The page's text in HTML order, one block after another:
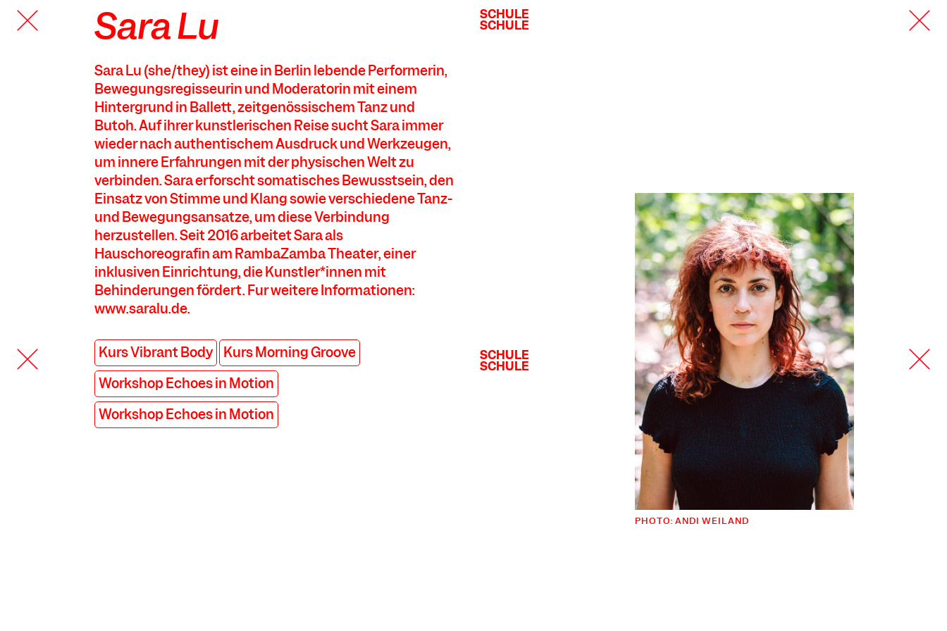
TANZFABRIK
BERLIN
SCHULE
SCHULE
Sara Lu
Sara Lu (she/they) ist eine in Berlin lebende Performerin,
Bewegungsregisseurin und Moderatorin mit einem
Hintergrund in Ballett, zeitgenössischem Tanz und
Butoh. Auf ihrer künstlerischen Reise sucht Sara immer
wieder nach authentischem Ausdruck und Werkzeugen,
um innere Erfahrungen mit der physischen Welt zu
verbinden. Sara erforscht somatisches Bewusstsein, den
Einsatz von Stimme und Klang sowie verschiedene Tanz-
und Bewegungsansätze, um diese Verbindung
herzustellen. Seit 2016 arbeitet Sara als
Hauschoreografin am RambaZamba Theater, einer
inklusiven Einrichtung, die Künstler*innen mit
Behinderungen fördert. Für weitere Informationen:
www.saralu.de.
Kurs Vibrant Body
Kurs Morning Groove
Workshop Echoes in Motion
Workshop Echoes in Motion
SCHULE
SCHULE
SCHULE
SCHULE
PHOTO: ANDI WEILAND